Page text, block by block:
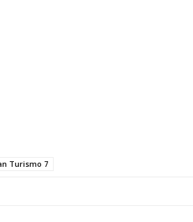
Turismo 7